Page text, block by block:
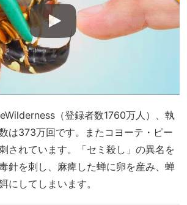
（登録者数1760万人）、執
は373万回です。またコヨーテ・ピー
されています。「セミ殺し」の異名を
針を刺し、麻痺した蝉に卵を産み、蝉
にしてしまいます。